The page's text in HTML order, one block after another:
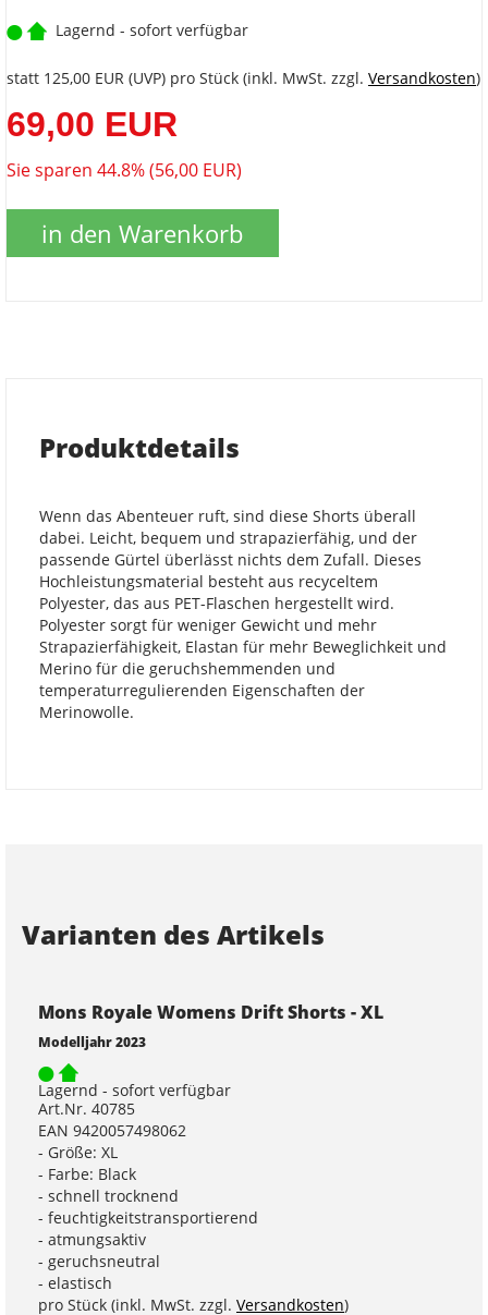
Lagernd - sofort verfügbar
statt 125,00 EUR (UVP) pro Stück (inkl. MwSt. zzgl. Versandkosten)
69,00 EUR
Sie sparen 44.8% (56,00 EUR)
in den Warenkorb
Produktdetails
Wenn das Abenteuer ruft, sind diese Shorts überall
dabei. Leicht, bequem und strapazierfähig, und der
passende Gürtel überlässt nichts dem Zufall. Dieses
Hochleistungsmaterial besteht aus recyceltem
Polyester, das aus PET-Flaschen hergestellt wird.
Polyester sorgt für weniger Gewicht und mehr
Strapazierfähigkeit, Elastan für mehr Beweglichkeit und
Merino für die geruchshemmenden und
temperaturregulierenden Eigenschaften der
Merinowolle.
Varianten des Artikels
Mons Royale Womens Drift Shorts - XL
Modelljahr 2023
Lagernd - sofort verfügbar
Art.Nr. 40785
EAN 9420057498062
- Größe: XL
- Farbe: Black
- schnell trocknend
- feuchtigkeitstransportierend
- atmungsaktiv
- geruchsneutral
- elastisch
pro Stück (inkl. MwSt. zzgl. Versandkosten)